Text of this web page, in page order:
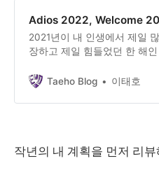
Adios 2022, Welcome
2021년이 내 인생에서 제일
장하고 제일 힘들었던 한 해
도 힘들겠거니 싶었다. 실제로
성장했다. 20살 이후를 돌이
잘할 수 있었다는 것에 대한
Taeho Blog 이태호
작년의 내 계획을 먼저 리